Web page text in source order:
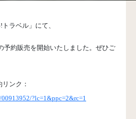
ラベル」にて、
予約販売を開始いたしました。ぜひご
リンク：
?lc=1&ppc=2&rc=1